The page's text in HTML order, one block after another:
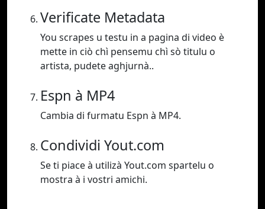
Verificate Metadata
You scrapes u testu in a pagina di video è
mette in ciò chì pensemu chì sò titulu o
artista, pudete aghjurnà..
Espn à MP4
Cambia di furmatu Espn à MP4.
Condividi Yout.com
Se ti piace à utilizà Yout.com spartelu o
mostra à i vostri amichi.